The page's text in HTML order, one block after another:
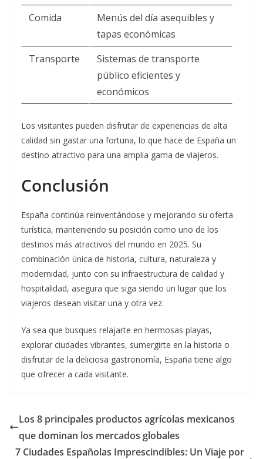
Comida
Menús del día asequibles y
tapas económicas
Transporte
Sistemas de transporte
público eficientes y
económicos
Los visitantes pueden disfrutar de experiencias de alta
calidad sin gastar una fortuna, lo que hace de España un
destino atractivo para una amplia gama de viajeros.
Conclusión
España continúa reinventándose y mejorando su oferta
turística, manteniendo su posición como uno de los
destinos más atractivos del mundo en 2025. Su
combinación única de historia, cultura, naturaleza y
modernidad, junto con su infraestructura de calidad y
hospitalidad, asegura que siga siendo un lugar que los
viajeros desean visitar una y otra vez.
Ya sea que busques relajarte en hermosas playas,
explorar ciudades vibrantes, sumergirte en la historia o
disfrutar de la deliciosa gastronomía, España tiene algo
que ofrecer a cada visitante.
Los 8 principales productos agrícolas mexicanos
que dominan los mercados globales
7 Ciudades Españolas Imprescindibles: Un Viaje por